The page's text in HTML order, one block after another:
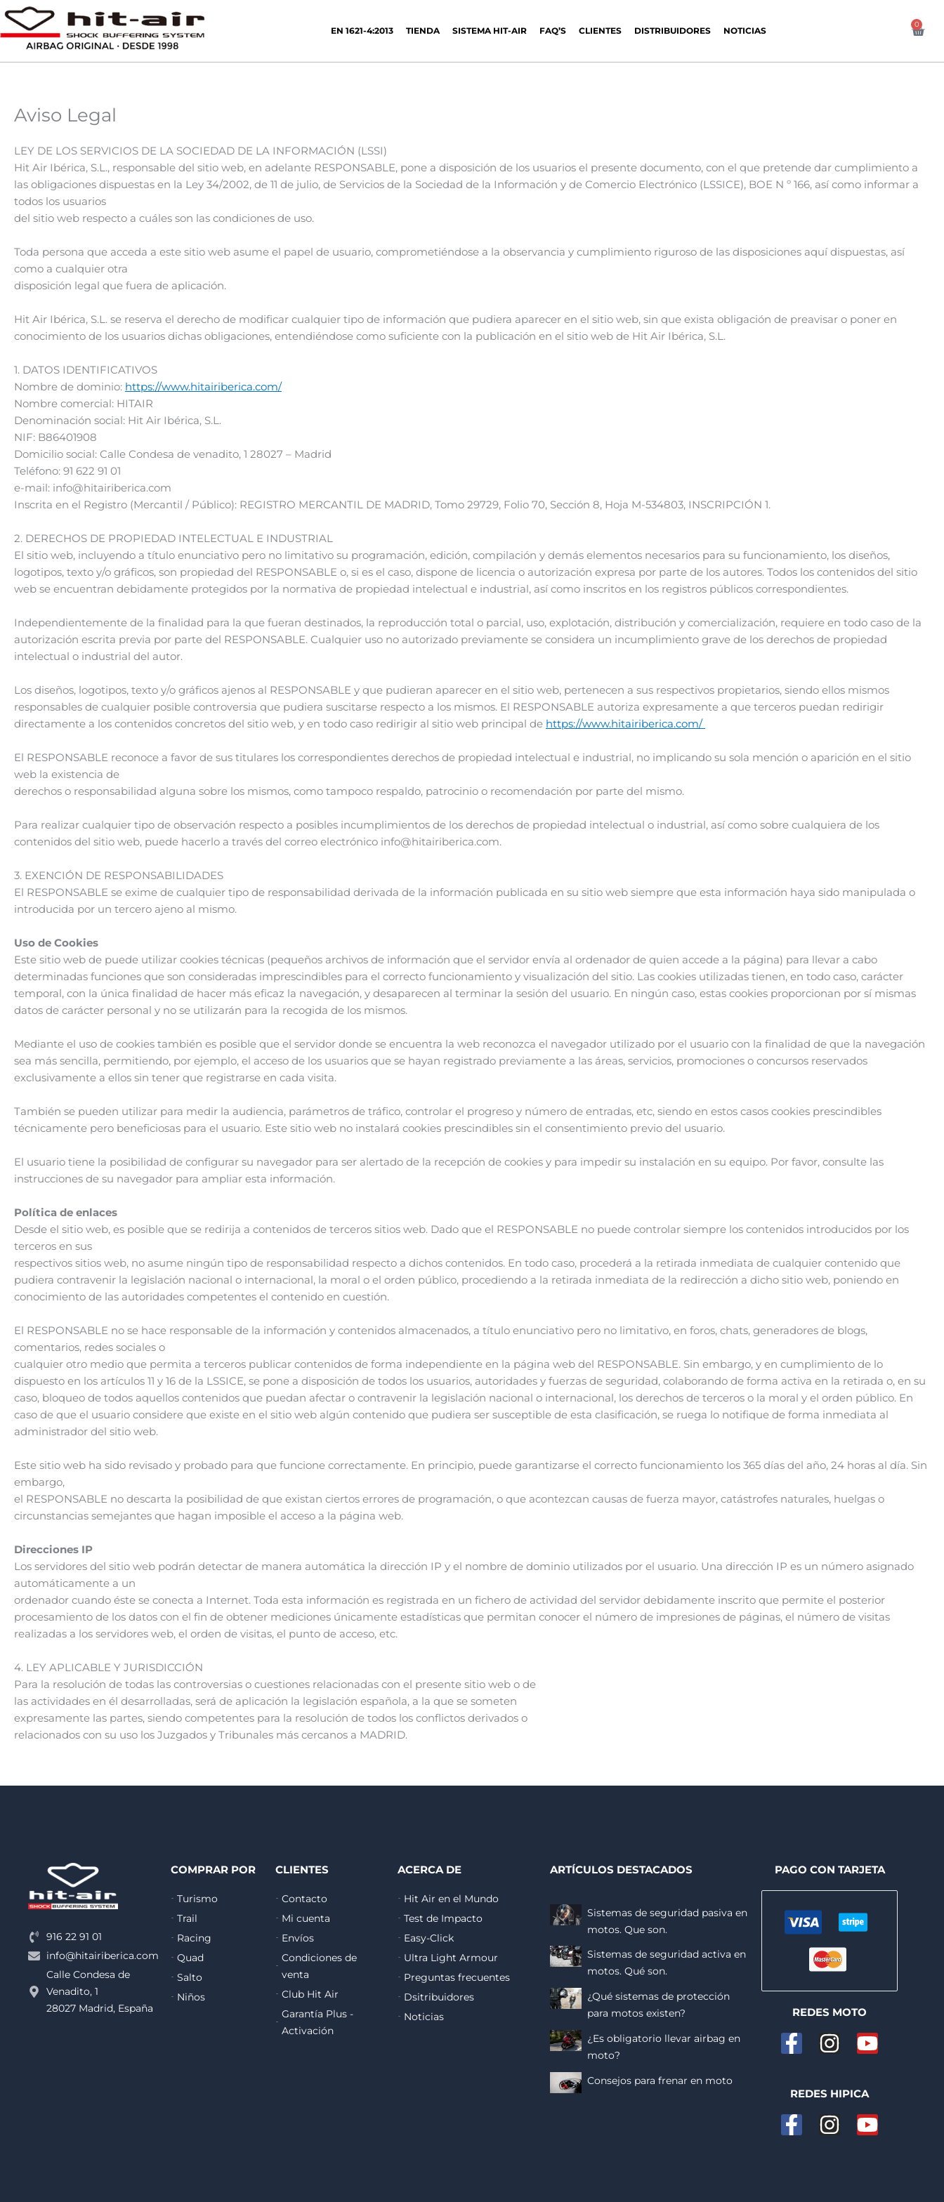
Ir
contenido
EN 1621-4:2013 TIENDA SISTEMA HIT-AIR FAQ’S CLIENTES DISTRIBUIDORES NOTICIAS
0
Aviso Legal
LEY DE LOS SERVICIOS DE LA SOCIEDAD DE LA INFORMACIÓN (LSSI)
Hit Air Ibérica, S.L., responsable del sitio web, en adelante RESPONSABLE, pone a disposición de los usuarios el presente documento, con el que pretende dar cumplimiento a
las obligaciones dispuestas en la Ley 34/2002, de 11 de julio, de Servicios de la Sociedad de la Información y de Comercio Electrónico (LSSICE), BOE N º 166, así como informar a
todos los usuarios
del sitio web respecto a cuáles son las condiciones de uso.
Toda persona que acceda a este sitio web asume el papel de usuario, comprometiéndose a la observancia y cumplimiento riguroso de las disposiciones aquí dispuestas, así
como a cualquier otra
disposición legal que fuera de aplicación.
Hit Air Ibérica, S.L. se reserva el derecho de modificar cualquier tipo de información que pudiera aparecer en el sitio web, sin que exista obligación de preavisar o poner en
conocimiento de los usuarios dichas obligaciones, entendiéndose como suficiente con la publicación en el sitio web de Hit Air Ibérica, S.L.
1. DATOS IDENTIFICATIVOS
Nombre de dominio: https://www.hitairiberica.com/
Nombre comercial: HITAIR
Denominación social: Hit Air Ibérica, S.L.
NIF: B86401908
Domicilio social: Calle Condesa de venadito, 1 28027 – Madrid
Teléfono: 91 622 91 01
e-mail: info@hitairiberica.com
Inscrita en el Registro (Mercantil / Público): REGISTRO MERCANTIL DE MADRID, Tomo 29729, Folio 70, Sección 8, Hoja M-534803, INSCRIPCIÓN 1.
2. DERECHOS DE PROPIEDAD INTELECTUAL E INDUSTRIAL
El sitio web, incluyendo a título enunciativo pero no limitativo su programación, edición, compilación y demás elementos necesarios para su funcionamiento, los diseños,
logotipos, texto y/o gráficos, son propiedad del RESPONSABLE o, si es el caso, dispone de licencia o autorización expresa por parte de los autores. Todos los contenidos del sitio
web se encuentran debidamente protegidos por la normativa de propiedad intelectual e industrial, así como inscritos en los registros públicos correspondientes.
Independientemente de la finalidad para la que fueran destinados, la reproducción total o parcial, uso, explotación, distribución y comercialización, requiere en todo caso de la
autorización escrita previa por parte del RESPONSABLE. Cualquier uso no autorizado previamente se considera un incumplimiento grave de los derechos de propiedad
intelectual o industrial del autor.
Los diseños, logotipos, texto y/o gráficos ajenos al RESPONSABLE y que pudieran aparecer en el sitio web, pertenecen a sus respectivos propietarios, siendo ellos mismos
responsables de cualquier posible controversia que pudiera suscitarse respecto a los mismos. El RESPONSABLE autoriza expresamente a que terceros puedan redirigir
directamente a los contenidos concretos del sitio web, y en todo caso redirigir al sitio web principal de https://www.hitairiberica.com/
El RESPONSABLE reconoce a favor de sus titulares los correspondientes derechos de propiedad intelectual e industrial, no implicando su sola mención o aparición en el sitio
web la existencia de
derechos o responsabilidad alguna sobre los mismos, como tampoco respaldo, patrocinio o recomendación por parte del mismo.
Para realizar cualquier tipo de observación respecto a posibles incumplimientos de los derechos de propiedad intelectual o industrial, así como sobre cualquiera de los
contenidos del sitio web, puede hacerlo a través del correo electrónico info@hitairiberica.com.
3. EXENCIÓN DE RESPONSABILIDADES
El RESPONSABLE se exime de cualquier tipo de responsabilidad derivada de la información publicada en su sitio web siempre que esta información haya sido manipulada o
introducida por un tercero ajeno al mismo.
Uso de Cookies
Este sitio web de puede utilizar cookies técnicas (pequeños archivos de información que el servidor envía al ordenador de quien accede a la página) para llevar a cabo
determinadas funciones que son consideradas imprescindibles para el correcto funcionamiento y visualización del sitio. Las cookies utilizadas tienen, en todo caso, carácter
temporal, con la única finalidad de hacer más eficaz la navegación, y desaparecen al terminar la sesión del usuario. En ningún caso, estas cookies proporcionan por sí mismas
datos de carácter personal y no se utilizarán para la recogida de los mismos.
Mediante el uso de cookies también es posible que el servidor donde se encuentra la web reconozca el navegador utilizado por el usuario con la finalidad de que la navegación
sea más sencilla, permitiendo, por ejemplo, el acceso de los usuarios que se hayan registrado previamente a las áreas, servicios, promociones o concursos reservados
exclusivamente a ellos sin tener que registrarse en cada visita.
También se pueden utilizar para medir la audiencia, parámetros de tráfico, controlar el progreso y número de entradas, etc, siendo en estos casos cookies prescindibles
técnicamente pero beneficiosas para el usuario. Este sitio web no instalará cookies prescindibles sin el consentimiento previo del usuario.
El usuario tiene la posibilidad de configurar su navegador para ser alertado de la recepción de cookies y para impedir su instalación en su equipo. Por favor, consulte las
instrucciones de su navegador para ampliar esta información.
Política de enlaces
Desde el sitio web, es posible que se redirija a contenidos de terceros sitios web. Dado que el RESPONSABLE no puede controlar siempre los contenidos introducidos por los
terceros en sus
respectivos sitios web, no asume ningún tipo de responsabilidad respecto a dichos contenidos. En todo caso, procederá a la retirada inmediata de cualquier contenido que
pudiera contravenir la legislación nacional o internacional, la moral o el orden público, procediendo a la retirada inmediata de la redirección a dicho sitio web, poniendo en
conocimiento de las autoridades competentes el contenido en cuestión.
El RESPONSABLE no se hace responsable de la información y contenidos almacenados, a título enunciativo pero no limitativo, en foros, chats, generadores de blogs,
comentarios, redes sociales o
cualquier otro medio que permita a terceros publicar contenidos de forma independiente en la página web del RESPONSABLE. Sin embargo, y en cumplimiento de lo
dispuesto en los artículos 11 y 16 de la LSSICE, se pone a disposición de todos los usuarios, autoridades y fuerzas de seguridad, colaborando de forma activa en la retirada o, en su
caso, bloqueo de todos aquellos contenidos que puedan afectar o contravenir la legislación nacional o internacional, los derechos de terceros o la moral y el orden público. En
caso de que el usuario considere que existe en el sitio web algún contenido que pudiera ser susceptible de esta clasificación, se ruega lo notifique de forma inmediata al
administrador del sitio web.
Este sitio web ha sido revisado y probado para que funcione correctamente. En principio, puede garantizarse el correcto funcionamiento los 365 días del año, 24 horas al día. Sin
embargo,
el RESPONSABLE no descarta la posibilidad de que existan ciertos errores de programación, o que acontezcan causas de fuerza mayor, catástrofes naturales, huelgas o
circunstancias semejantes que hagan imposible el acceso a la página web.
Direcciones IP
Los servidores del sitio web podrán detectar de manera automática la dirección IP y el nombre de dominio utilizados por el usuario. Una dirección IP es un número asignado
automáticamente a un
ordenador cuando éste se conecta a Internet. Toda esta información es registrada en un fichero de actividad del servidor debidamente inscrito que permite el posterior
procesamiento de los datos con el fin de obtener mediciones únicamente estadísticas que permitan conocer el número de impresiones de páginas, el número de visitas
realizadas a los servidores web, el orden de visitas, el punto de acceso, etc.
4. LEY APLICABLE Y JURISDICCIÓN
Para la resolución de todas las controversias o cuestiones relacionadas con el presente sitio web o de
las actividades en él desarrolladas, será de aplicación la legislación española, a la que se someten
expresamente las partes, siendo competentes para la resolución de todos los conflictos derivados o
relacionados con su uso los Juzgados y Tribunales más cercanos a MADRID.
916 22 91 01
info@hitairiberica.com
Calle Condesa de
Venadito, 1
28027 Madrid, España
COMPRAR POR
Turismo
Trail
Racing
Quad
Salto
Niños
CLIENTES
Contacto
Mi cuenta
Envíos
Condiciones de
venta
Club Hit Air
Garantía Plus -
Activación
ACERCA DE
Hit Air en el Mundo
Test de Impacto
Easy-Click
Ultra Light Armour
Preguntas frecuentes
Dsitribuidores
Noticias
ARTÍCULOS DESTACADOS
Sistemas de seguridad pasiva en
motos. Que son.
Sistemas de seguridad activa en
motos. Qué son.
¿Qué sistemas de protección
para motos existen?
¿Es obligatorio llevar airbag en
moto?
Consejos para frenar en moto
PAGO CON TARJETA
REDES MOTO
F
c
e
b
I
s
t
a
Y
u
t
u
REDES HIPICA
F
I
Y